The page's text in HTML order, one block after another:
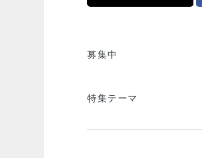
募集中
特集テーマ